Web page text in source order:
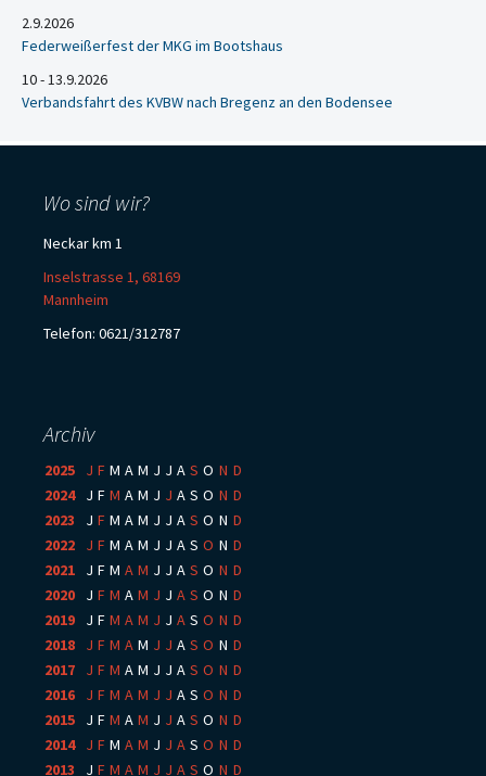
2.9.2026
Federweißerfest der MKG im Bootshaus
10 - 13.9.2026
Verbandsfahrt des KVBW nach Bregenz an den Bodensee
Wo sind wir?
Neckar km 1
Inselstrasse 1, 68169
Mannheim
Telefon: 0621/312787
Archiv
2025 J F M A M J J A S O N D
2024: J F M A M J J A S O N D
2023
J F M A M J J A S O N D
2022
J F M A M J J A S O N D
2021
J F M A M J J A S O N D
2020
J F M A M J J A S O N D
2019
J F M A M J J A S O N D
2018
J F M A M J J A S O N D
2017
J F M A M J J A S O N D
2016
J F M A M J J A S O N D
2015
J F M A M J J A S O N D
2014: J F M A M J J A S O N D
2013
J F M A M J J A S O N D